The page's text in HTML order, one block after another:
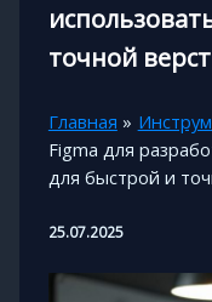
точной
Главная
Figma для
для быстрой и
25.07.2025